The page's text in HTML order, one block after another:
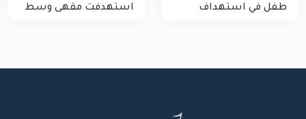
طفل في استهداف
استهدفت مقهى وسط